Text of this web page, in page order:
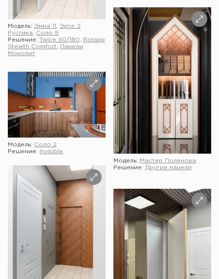
Модель: Эмма 11
Эрте 2
Рустика
Соло 8
Решение: Twice 90/180
Rolapp
Stealth Comfort
Панели
Монолит
Модель:
Мастер Поленова
Решение: Другие панели
Модель: Соло 2
Решение:
Invisible